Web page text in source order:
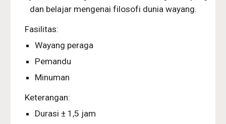
dan belajar mengenai filosofi dunia wayang.
Fasilitas:
Wayang peraga
Pemandu
Minuman
Keterangan:
Durasi ± 1,5 jam